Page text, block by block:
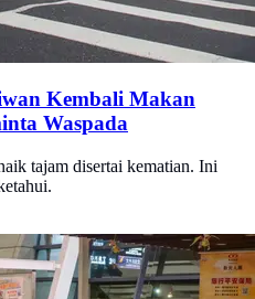
Kembali Makan
Waspada
tajam disertai kematian. Ini